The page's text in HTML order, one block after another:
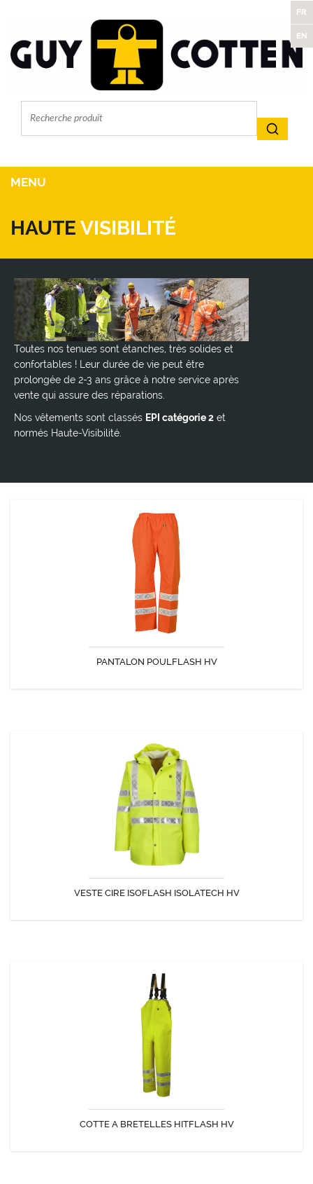
FR
EN
MENU
HAUTE VISIBILITÉ
Toutes nos tenues sont étanches, très solides et
confortables ! Leur durée de vie peut être
prolongée de 2-3 ans grâce à notre service après
vente qui assure des réparations.
Nos vêtements sont classés EPI catégorie 2 et
normés Haute-Visibilité.
PANTALON POULFLASH HV
PANTALON POULFLASH HV
Aucune ouverture pour limiter les risques d'entrée d'eau.
VESTE CIRE ISOFLASH ISOLATECH HV
VESTE CIRE ISOFLASH ISOLATECH HV
La veste ciré ISOFLASH bénéficie de 2 innovations majeures :
L'Isolatech et la Capuche "MAGIC" La veste idéale pour sa technicité...
COTTE A BRETELLES HITFLASH HV
COTTE A BRETELLES HITFLASH HV
La haute visibilité avec une étanchéité parfaite !